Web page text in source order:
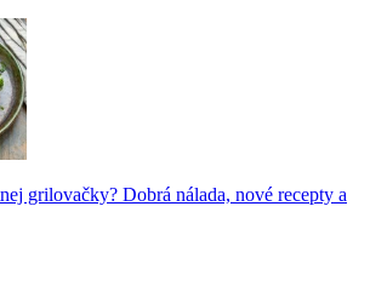
grilovačky? Dobrá nálada, nové recepty a